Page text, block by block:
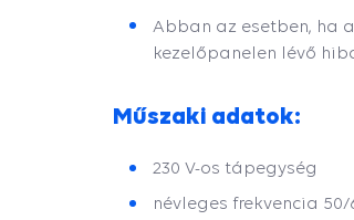
Abban az esetben, ha
kezelőpanelen lévő
Műszaki adatok:
230 V-os tápegység
névleges frekvencia 50/